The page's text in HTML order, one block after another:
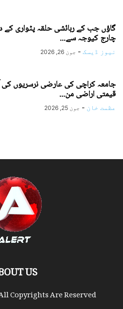
گاؤں جب کے رہائشی حلقہ پٹواری کے
چارج کیوجہ سے...
نیوز ڈیسک - جون 26, 2026
جامعہ کراچی کی عارضی نرسریوں کی
قیمتی اراضی من...
عظمت خان - جون 25, 2026
US
Copyrights Are Reserved